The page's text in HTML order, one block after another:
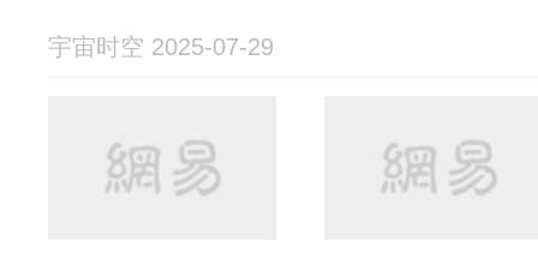
宇宙时空 2025-07-29